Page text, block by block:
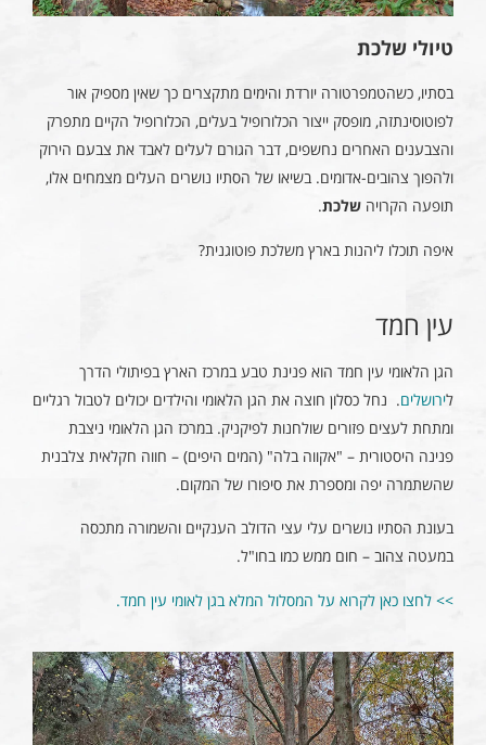
טיולי שלכת
בסתיו, כשהטמפרטורה יורדת והימים מתקצרים כך שאין מספיק אור
לפוטוסינתזה, מופסק ייצור הכלורופיל בעלים, הכלורופיל הקיים מתפרק
והצבענים האחרים נחשפים, דבר הגורם לעלים לאבד את צבעם הירוק
ולהפוך צהובים-אדומים. בשיאו של הסתיו נושרים העלים מצמחים אלו,
תופעה הקרויה שלכת.
איפה תוכלו ליהנות בארץ משלכת פוטוגנית?
עין חמד
הגן הלאומי עין חמד הוא פנינת טבע במרכז הארץ בפיתולי הדרך
לירושלים. נחל כסלון חוצה את הגן הלאומי והילדים יכולים לטבול רגליים
ומתחת לעצים פזורים שולחנות לפיקניק. במרכז הגן הלאומי ניצבת
פנינה היסטורית – "אקווה בלה" (המים היפים) – חווה חקלאית צלבנית
שהשתמרה יפה ומספרת את סיפורו של המקום.
בעונת הסתיו נושרים עלי עצי הדולב הענקיים והשמורה מתכסה
במעטה צהוב – חום ממש כמו בחו"ל.
>> לחצו כאן לקרוא על המסלול המלא בגן לאומי עין חמד.